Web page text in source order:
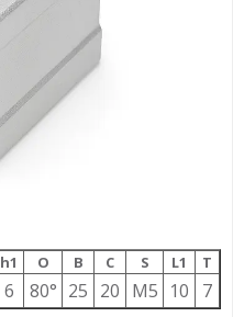
h1 О B C S L1 T
6 80° 25 20 M5 10 7